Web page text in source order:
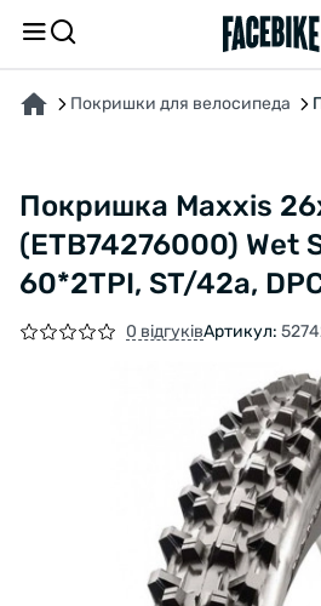
Покришки для велосипеда
Покришка Maxxis
(ETB74276000) Wet
60*2TPI, ST/42a,
0 відгуківАртикул:
ПРО ТОВАР ХАРАКТЕРИСТИКИОПИС